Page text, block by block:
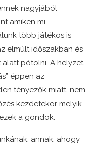
nagyjából
amiken mi.
több játékos is
elmúlt időszakban és
alatt pótolni. A helyzet
éppen az
tényezők miatt, nem
kezdetekor melyik
a gondok.
annak, ahogy